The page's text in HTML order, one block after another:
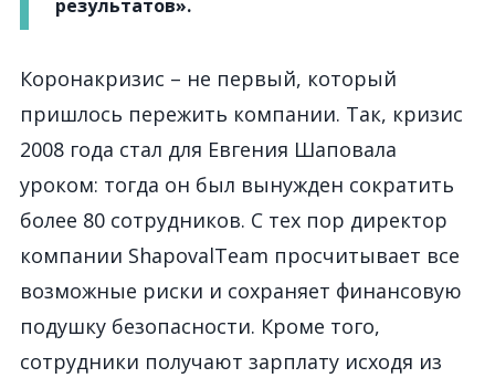
результатов».
Коронакризис – не первый, который
пришлось пережить компании. Так, кризис
2008 года стал для Евгения Шаповала
уроком: тогда он был вынужден сократить
более 80 сотрудников. С тех пор директор
компании ShapovalTeam просчитывает все
возможные риски и сохраняет финансовую
подушку безопасности. Кроме того,
сотрудники получают зарплату исходя из